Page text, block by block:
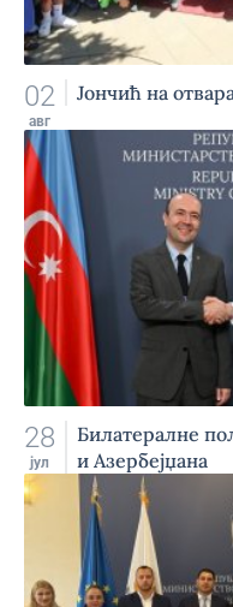
02
авг
Јончић на
28
јул
Билатералне
и Азербејџана